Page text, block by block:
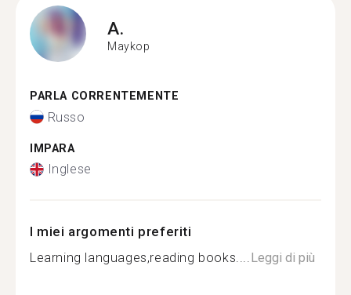
A.
Maykop
PARLA CORRENTEMENTE
Russo
IMPARA
Inglese
I miei argomenti preferiti
Learning languages,reading books....Leggi di più